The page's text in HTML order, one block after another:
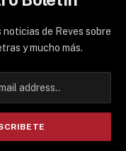
noticias de Reves sobre
y mucho más.